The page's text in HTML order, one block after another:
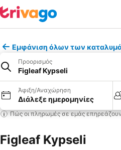
Εμφάνιση όλων των
Προορισμός
Figleaf Kypseli
Άφιξη/Αναχώρηση
Διάλεξε ημερομηνίες
Πώς οι πληρωμές σε εμάς
Figleaf Kypseli